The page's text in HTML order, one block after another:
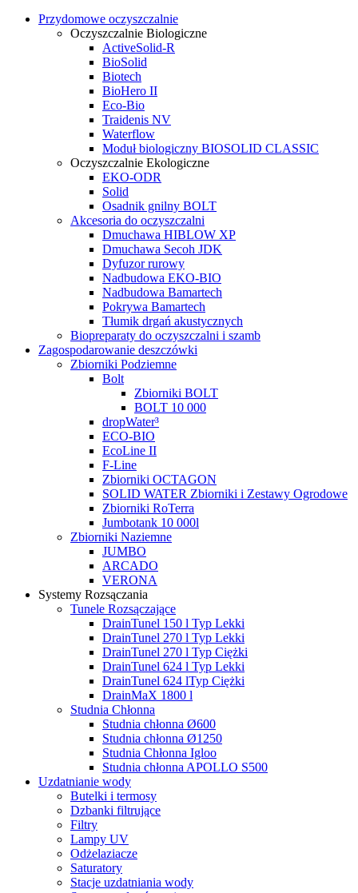
Przydomowe oczyszczalnie
Oczyszczalnie Biologiczne
ActiveSolid-R
BioSolid
Biotech
BioHero II
Eco-Bio
Traidenis NV
Waterflow
Moduł biologiczny BIOSOLID CLASSIC
Oczyszczalnie Ekologiczne
EKO-ODR
Solid
Osadnik gnilny BOLT
Akcesoria do oczyszczalni
Dmuchawa HIBLOW XP
Dmuchawa Secoh JDK
Dyfuzor rurowy
Nadbudowa EKO-BIO
Nadbudowa Bamartech
Pokrywa Bamartech
Tłumik drgań akustycznych
Biopreparaty do oczyszczalni i szamb
Zagospodarowanie deszczówki
Zbiorniki Podziemne
Bolt
Zbiorniki BOLT
BOLT 10 000
dropWater³
ECO-BIO
EcoLine II
F-Line
Zbiorniki OCTAGON
SOLID WATER Zbiorniki i Zestawy Ogrodowe
Zbiorniki RoTerra
Jumbotank 10 000l
Zbiorniki Naziemne
JUMBO
ARCADO
VERONA
Systemy Rozsączania
Tunele Rozsączające
DrainTunel 150 l Typ Lekki
DrainTunel 270 l Typ Lekki
DrainTunel 270 l Typ Ciężki
DrainTunel 624 l Typ Lekki
DrainTunel 624 lTyp Ciężki
DrainMaX 1800 l
Studnia Chłonna
Studnia chłonna Ø600
Studnia chłonna Ø1250
Studnia Chłonna Igloo
Studnia chłonna APOLLO S500
Uzdatnianie wody
Butelki i termosy
Dzbanki filtrujące
Filtry
Lampy UV
Odżelaziacze
Saturatory
Stacje uzdatniania wody